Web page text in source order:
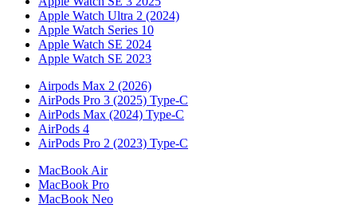
Apple Watch Ultra 2 (2024)
Apple Watch Series 10
Apple Watch SE 2024
Apple Watch SE 2023
Airpods Max 2 (2026)
AirPods Pro 3 (2025) Type-C
AirPods Max (2024) Type-C
AirPods 4
AirPods Pro 2 (2023) Type-C
MacBook Air
MacBook Pro
MacBook Neo